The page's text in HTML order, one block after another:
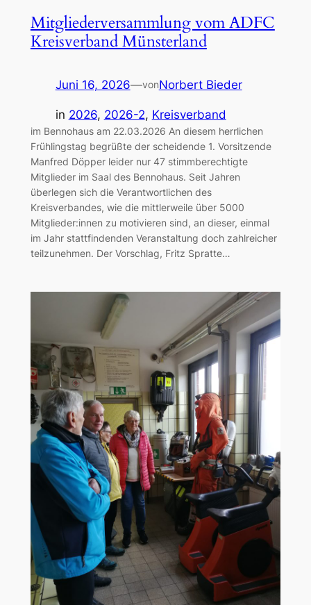
Mitgliederversammlung vom ADFC
Kreisverband Münsterland
Juni 16, 2026—vonNorbert Bieder
in 2026, 2026-2, Kreisverband
im Bennohaus am 22.03.2026 An diesem herrlichen
Frühlingstag begrüßte der scheidende 1. Vorsitzende
Manfred Döpper leider nur 47 stimmberechtigte
Mitglieder im Saal des Bennohaus. Seit Jahren
überlegen sich die Verantwortlichen des
Kreisverbandes, wie die mittlerweile über 5000
Mitglieder:innen zu motivieren sind, an dieser, einmal
im Jahr stattfindenden Veranstaltung doch zahlreicher
teilzunehmen. Der Vorschlag, Fritz Spratte…